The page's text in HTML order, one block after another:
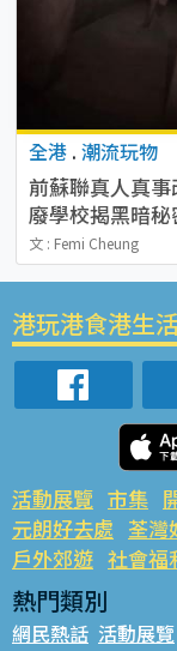
全港 . 潮流玩物
前蘇聯真人真
廢學校揭黑暗秘
文 : Femi Cheung
港玩港食港生
活動展覽 市集
元朗好去處 荃灣
戶外郊遊 社會福
熱門類別
網民熱話 活動展覽